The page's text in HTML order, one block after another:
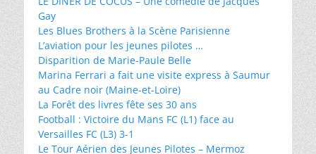
Gay
Les Blues Brothers à la Scène Parisienne
L’aviation pour les jeunes pilotes …
Disparition de Marie-Paule Belle
Marina Ferrari a fait une visite express à Saumur
au Cadre noir (Maine-et-Loire)
La Forêt des livres fête ses 30 ans
Football : Victoire du Mans FC (L1) face au
Versailles FC (L3) 3-1
Le Tour Aérien des Jeunes Pilotes – Mermoz